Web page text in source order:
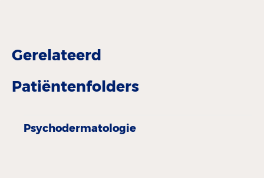
Gerelateerd
Patiëntenfolders
Psychodermatologie